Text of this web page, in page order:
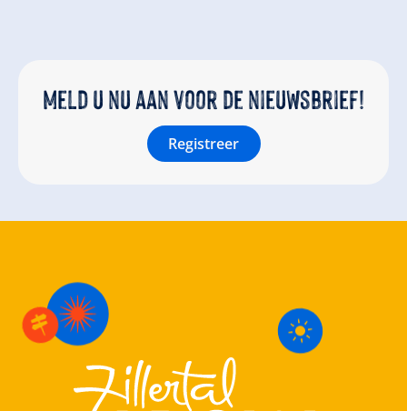
Meld u nu aan voor de nieuwsbrief!
Registreer